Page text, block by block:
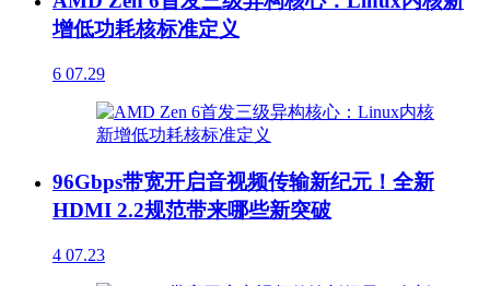
增低功耗核标准定义
6 07.29
96Gbps带宽开启音视频传输新纪元！全新
HDMI 2.2规范带来哪些新突破
4 07.23